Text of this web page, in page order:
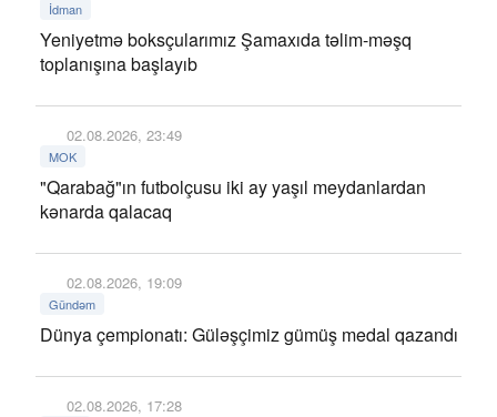
İdman
Yeniyetmə boksçularımız Şamaxıda təlim-məşq
toplanışına başlayıb
02.08.2026, 23:49
MOK
"Qarabağ"ın futbolçusu iki ay yaşıl meydanlardan
kənarda qalacaq
02.08.2026, 19:09
Gündəm
Dünya çempionatı: Güləşçimiz gümüş medal qazandı
02.08.2026, 17:28